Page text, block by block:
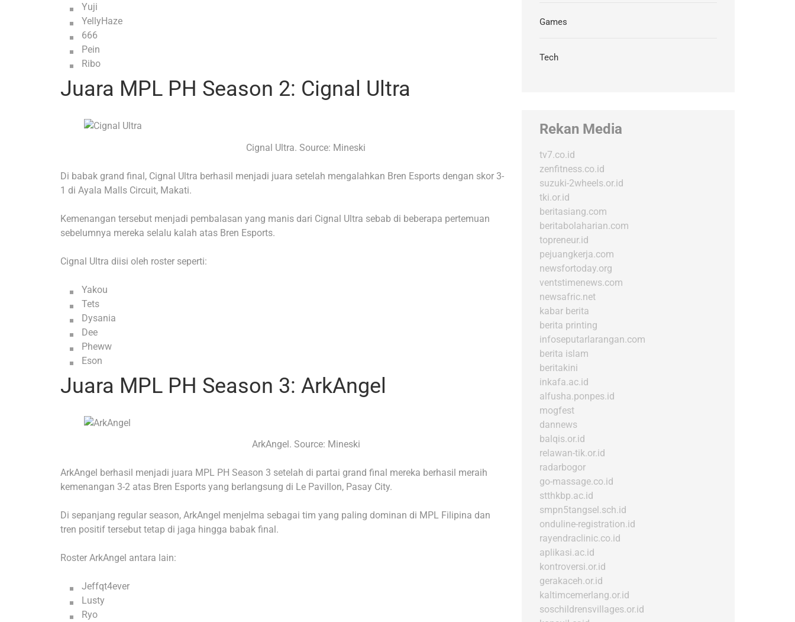
Yuji
YellyHaze
666
Pein
Ribo
Juara MPL PH Season 2: Cignal Ultra
Cignal Ultra. Source: Mineski
Di babak grand final, Cignal Ultra berhasil menjadi juara setelah mengalahkan Bren Esports dengan skor 3-
1 di Ayala Malls Circuit, Makati.
Kemenangan tersebut menjadi pembalasan yang manis dari Cignal Ultra sebab di beberapa pertemuan
sebelumnya mereka selalu kalah atas Bren Esports.
Cignal Ultra diisi oleh roster seperti:
Yakou
Tets
Dysania
Dee
Pheww
Eson
Juara MPL PH Season 3: ArkAngel
ArkAngel. Source: Mineski
ArkAngel berhasil menjadi juara MPL PH Season 3 setelah di partai grand final mereka berhasil meraih
kemenangan 3-2 atas Bren Esports yang berlangsung di Le Pavillon, Pasay City.
Di sepanjang regular season, ArkAngel menjelma sebagai tim yang paling dominan di MPL Filipina dan
tren positif tersebut tetap di jaga hingga babak final.
Roster ArkAngel antara lain:
Jeffqt4ever
Lusty
Ryo
Games
Tech
Rekan Media
tv7.co.id
zenfitness.co.id
suzuki-2wheels.or.id
tki.or.id
beritasiang.com
beritabolaharian.com
topreneur.id
pejuangkerja.com
newsfortoday.org
ventstimenews.com
newsafric.net
kabar berita
berita printing
infoseputarlarangan.com
berita islam
beritakini
inkafa.ac.id
alfusha.ponpes.id
mogfest
dannews
balqis.or.id
relawan-tik.or.id
radarbogor
go-massage.co.id
stthkbp.ac.id
smpn5tangsel.sch.id
onduline-registration.id
rayendraclinic.co.id
aplikasi.ac.id
kontroversi.or.id
gerakaceh.or.id
kaltimcemerlang.or.id
soschildrensvillages.or.id